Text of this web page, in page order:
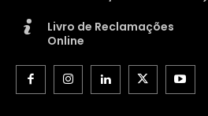
Livro de Reclamações
Online